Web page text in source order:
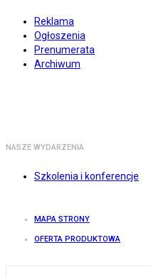
Reklama
Ogłoszenia
Prenumerata
Archiwum
NASZE WYDARZENIA
Szkolenia i konferencje
MAPA STRONY
OFERTA PRODUKTOWA